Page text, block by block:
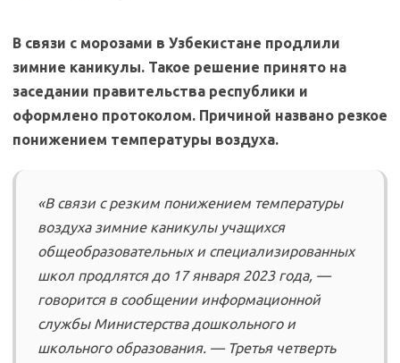
В связи с морозами в Узбекистане продлили
зимние каникулы. Такое решение принято на
заседании правительства республики и
оформлено протоколом. Причиной названо резкое
понижением температуры воздуха.
«В связи с резким понижением температуры
воздуха зимние каникулы учащихся
общеобразовательных и специализированных
школ продлятся до 17 января 2023 года, —
говорится в сообщении информационной
службы Министерства дошкольного и
школьного образования. — Третья четверть